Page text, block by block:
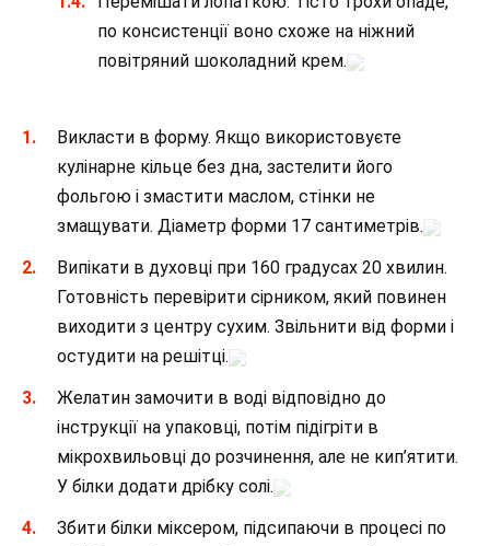
по консистенції воно схоже на ніжний
повітряний шоколадний крем.
Викласти в форму. Якщо використовуєте
кулінарне кільце без дна, застелити його
фольгою і змастити маслом, стінки не
змащувати. Діаметр форми 17 сантиметрів.
Випікати в духовці при 160 градусах 20 хвилин.
Готовність перевірити сірником, який повинен
виходити з центру сухим. Звільнити від форми і
остудити на решітці.
Желатин замочити в воді відповідно до
інструкції на упаковці, потім підігріти в
мікрохвильовці до розчинення, але не кип’ятити.
У білки додати дрібку солі.
Збити білки міксером, підсипаючи в процесі по